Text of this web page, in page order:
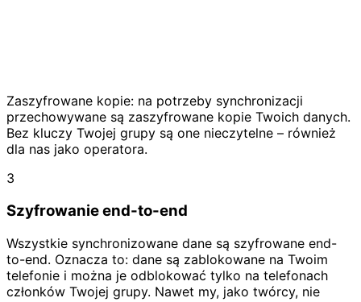
Zaszyfrowane kopie: na potrzeby synchronizacji
przechowywane są zaszyfrowane kopie Twoich danych.
Bez kluczy Twojej grupy są one nieczytelne – również
dla nas jako operatora.
3
Szyfrowanie end-to-end
Wszystkie synchronizowane dane są szyfrowane end-
to-end. Oznacza to: dane są zablokowane na Twoim
telefonie i można je odblokować tylko na telefonach
członków Twojej grupy. Nawet my, jako twórcy, nie